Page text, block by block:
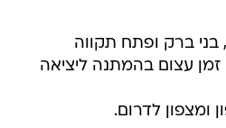
בני ברק ופתח תקווה
עצום בהמתנה ליציאה
ומצפון לדרום.